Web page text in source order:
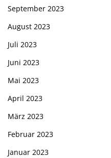
September 2023
August 2023
Juli 2023
Juni 2023
Mai 2023
April 2023
März 2023
Februar 2023
Januar 2023